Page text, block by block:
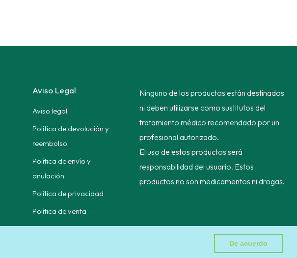
De acuerdo
Aviso Legal
Aviso legal
Política de devolución y
reembolso
Política de envío y
anulación
Política de privacidad
Política de venta
Ninguno de los productos están destinados
ni deben utilizarse como sustitutos del
tratamiento médico recomendado por un
profesional autorizado.
El uso de estos productos será
responsabilidad del usuario. Estos
productos no son medicamentos ni drogas.